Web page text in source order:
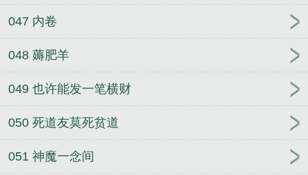
047 内卷
048 薅肥羊
049 也许能发一笔横财
050 死道友莫死贫道
051 神魔一念间